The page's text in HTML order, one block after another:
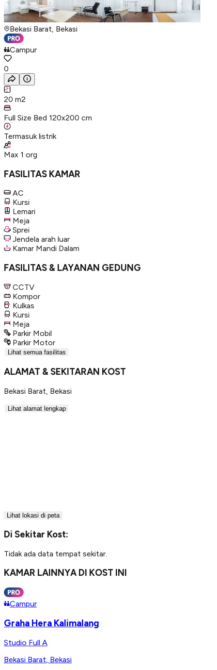
Bekasi Barat, Bekasi
Campur
0
20 m2
Full Size Bed 120x200 cm
Termasuk listrik
Max 1 org
FASILITAS KAMAR
AC
Kursi
Lemari
Meja
Sprei
Jendela arah luar
Kamar Mandi Dalam
FASILITAS & LAYANAN GEDUNG
CCTV
Kompor
Kulkas
Kursi
Meja
Parkir Mobil
Parkir Motor
Lihat semua fasilitas
ALAMAT & SEKITARAN KOST
Bekasi Barat Bekasi
Lihat alamat lengkap
Lihat lokasi di peta
Di Sekitar Kost:
Tidak ada data tempat sekitar.
KAMAR LAINNYA DI KOST INI
Campur
Graha Hera Kalimalang
Studio Full A
Bekasi Barat Bekasi